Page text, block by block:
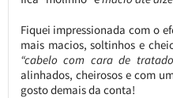
Fiquei impressionada com o
mais macios, soltinhos e
“cabelo com cara de
alinhados, cheirosos e com
gosto demais da conta!